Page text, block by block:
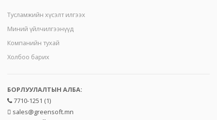
Тусламжийн хүсэлт илгээх
Миний үйлчилгээнүүд
Компанийн тухай
Холбоо барих
БОРЛУУЛАЛТЫН АЛБА:
7710-1251 (1)
sales@greensoft.mn